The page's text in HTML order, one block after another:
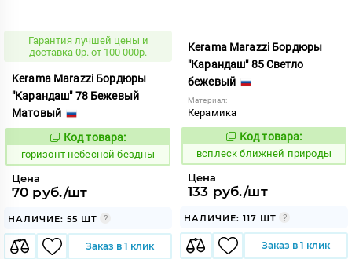
Гарантия лучшей цены и
доставка 0р. от 100 000р.
Kerama Marazzi Бордюры
"Карандаш" 78 Бежевый
Матовый
304752
Код товара:
горизонт небесной бездны
Цена
70 руб./шт
НАЛИЧИЕ: 55 ШТ
Заказ в 1 клик
Kerama Marazzi Бордюры
"Карандаш" 85 Светло
бежевый
Материал:
Керамика
235100
Код товара:
всплеск ближней природы
Цена
133 руб./шт
НАЛИЧИЕ: 117 ШТ
Заказ в 1 клик